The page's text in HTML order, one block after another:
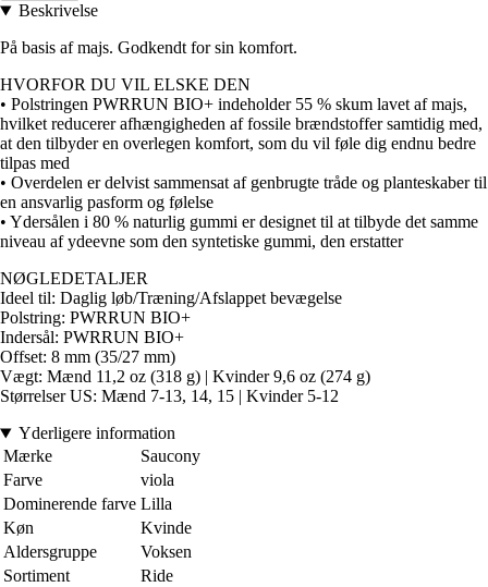
Beskrivelse
På basis af majs. Godkendt for sin komfort.
HVORFOR DU VIL ELSKE DEN
• Polstringen PWRRUN BIO+ indeholder 55 % skum lavet af majs,
hvilket reducerer afhængigheden af fossile brændstoffer samtidig med,
at den tilbyder en overlegen komfort, som du vil føle dig endnu bedre
tilpas med
• Overdelen er delvist sammensat af genbrugte tråde og planteskaber til
en ansvarlig pasform og følelse
• Ydersålen i 80 % naturlig gummi er designet til at tilbyde det samme
niveau af ydeevne som den syntetiske gummi, den erstatter
NØGLEDETALJER
Ideel til: Daglig løb/Træning/Afslappet bevægelse
Polstring: PWRRUN BIO+
Indersål: PWRRUN BIO+
Offset: 8 mm (35/27 mm)
Vægt: Mænd 11,2 oz (318 g) | Kvinder 9,6 oz (274 g)
Størrelser US: Mænd 7-13, 14, 15 | Kvinder 5-12
Yderligere information
Mærke
Saucony
Farve
viola
Dominerende farve Lilla
Køn
Kvinde
Aldersgruppe
Voksen
Sortiment
Ride